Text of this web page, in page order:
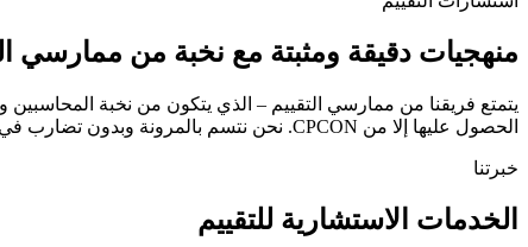
منهجيات دقيقة ومثبتة مع نخبة من ممارسي
يتمتع فريقنا من ممارسي التقييم – الذي يتكون من نخبة
الحصول عليها إلا من CPCON. نحن نتسم بالمرونة وبدون تضارب في المصالح، ونستمع إلى الاحتياجات الفريدة لكل عميل لصياغة حلول مخصصة.
خبرتنا
الخدمات الاستشارية للتقييم